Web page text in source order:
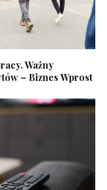
Ważny
– Biznes Wprost